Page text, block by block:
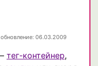
06.03.2009
тег-контейнер,